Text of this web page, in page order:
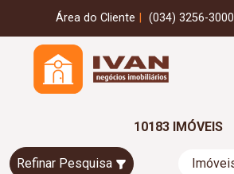
Área do Cliente (034) 3256-3000
10183 IMÓVEIS
Refinar Pesquisa